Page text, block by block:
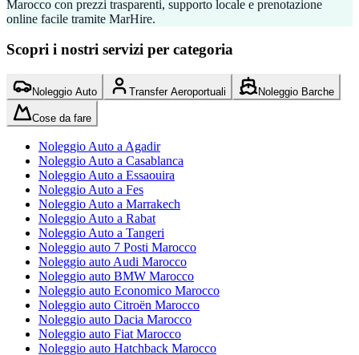
Marocco con prezzi trasparenti, supporto locale e prenotazione
online facile tramite MarHire.
Scopri i nostri servizi per categoria
Noleggio Auto Transfer Aeroportuali Noleggio Barche
Cose da fare
Noleggio Auto a Agadir
Noleggio Auto a Casablanca
Noleggio Auto a Essaouira
Noleggio Auto a Fes
Noleggio Auto a Marrakech
Noleggio Auto a Rabat
Noleggio Auto a Tangeri
Noleggio auto 7 Posti Marocco
Noleggio auto Audi Marocco
Noleggio auto BMW Marocco
Noleggio auto Economico Marocco
Noleggio auto Citroën Marocco
Noleggio auto Dacia Marocco
Noleggio auto Fiat Marocco
Noleggio auto Hatchback Marocco